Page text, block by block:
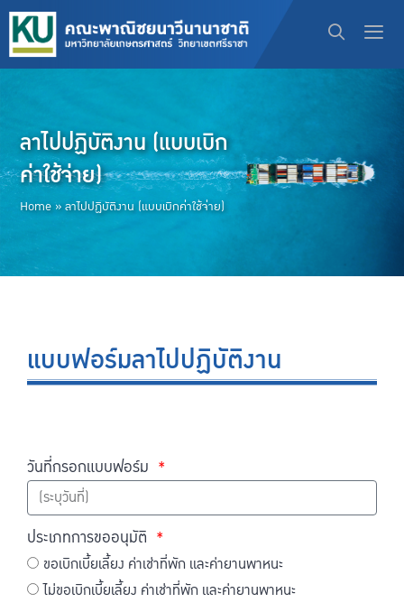
ลาไปปฏิบัติงาน (แบบเบิก
ค่าใช้จ่าย)
Home »ลาไปปฏิบัติงาน (แบบเบิกค่าใช้จ่าย)
แบบฟอร์มลาไปปฏิบัติงาน
วันที่กรอกแบบฟอร์ม
ประเภทการขออนุมัติ
ขอเบิกเบี้ยเลี้ยง ค่าเช่าที่พัก และค่ายานพาหนะ
ไม่ขอเบิกเบี้ยเลี้ยง ค่าเช่าที่พัก และค่ายานพาหนะ